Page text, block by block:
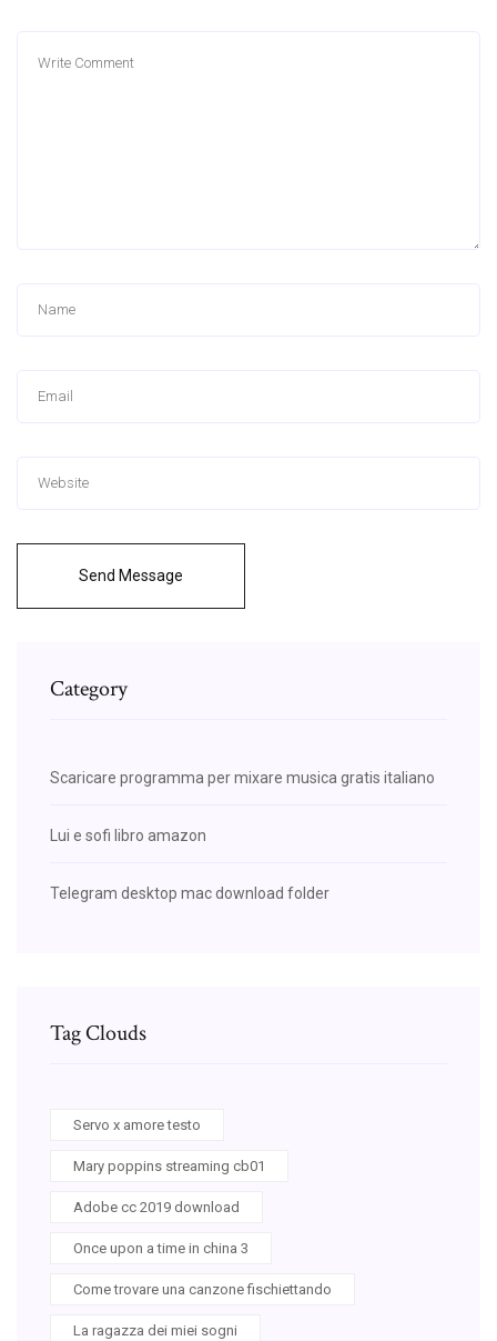
Send Message
Category
Scaricare programma per mixare musica gratis italiano
Lui e sofi libro amazon
Telegram desktop mac download folder
Tag Clouds
Servo x amore testo
Mary poppins streaming cb01
Adobe cc 2019 download
Once upon a time in china 3
Come trovare una canzone fischiettando
La ragazza dei miei sogni